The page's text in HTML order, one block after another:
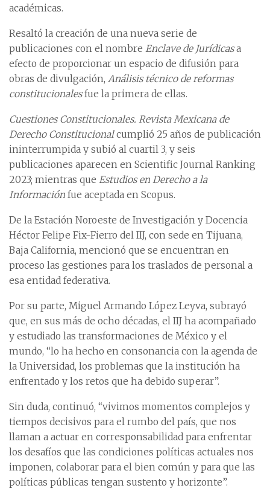
académicas.
Resaltó la creación de una nueva serie de
publicaciones con el nombre Enclave de Jurídicasa
efecto de proporcionar un espacio de difusión para
obras de divulgación, Análisis técnico de reformas
constitucionalesfue la primera de ellas.
Cuestiones Constitucionales. Revista Mexicana de
Derecho Constitucionalcumplió 25 años de publicación
ininterrumpida y subió al cuartil 3, y seis
publicaciones aparecen en Scientific Journal Ranking
2023; mientras que Estudios en Derecho a la
Información fue aceptada en Scopus.
De la Estación Noroeste de Investigación y Docencia
Héctor Felipe Fix-Fierro del IIJ, con sede en Tijuana,
Baja California, mencionó que se encuentran en
proceso las gestiones para los traslados de personal a
esa entidad federativa.
Por su parte, Miguel Armando López Leyva, subrayó
que, en sus más de ocho décadas, el IIJ ha acompañado
y estudiado las transformaciones de México y el
mundo, “lo ha hecho en consonancia con la agenda de
la Universidad, los problemas que la institución ha
enfrentado y los retos que ha debido superar”.
Sin duda, continuó, “vivimos momentos complejos y
tiempos decisivos para el rumbo del país, que nos
llaman a actuar en corresponsabilidad para enfrentar
los desafíos que las condiciones políticas actuales nos
imponen, colaborar para el bien común y para que las
políticas públicas tengan sustento y horizonte”.